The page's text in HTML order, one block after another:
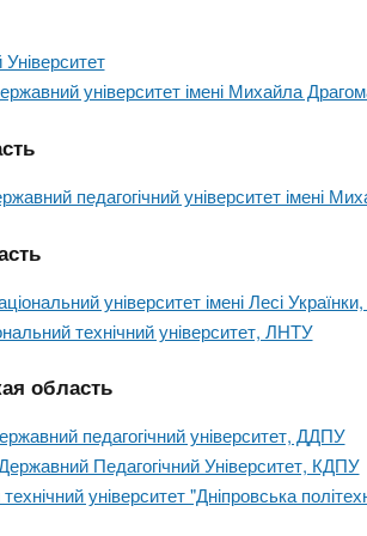
університет імені Михайла
педагогічний університет імені
університет імені Лесі
технічний університет, ЛНТУ
область
педагогічний університет, ДДПУ
Педагогічний Університет, КДПУ
університет "Дніпровська